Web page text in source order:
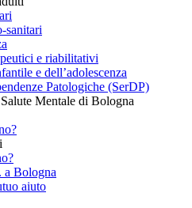
sanitari
e riabilitativi
e dell’adolescenza
Patologiche (SerDP)
Mentale di Bologna
a Bologna
aiuto